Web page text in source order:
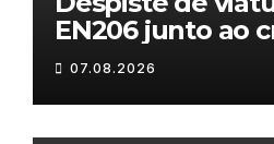
EN206 junto ao
Fornos do Pinhal
07.08.2026